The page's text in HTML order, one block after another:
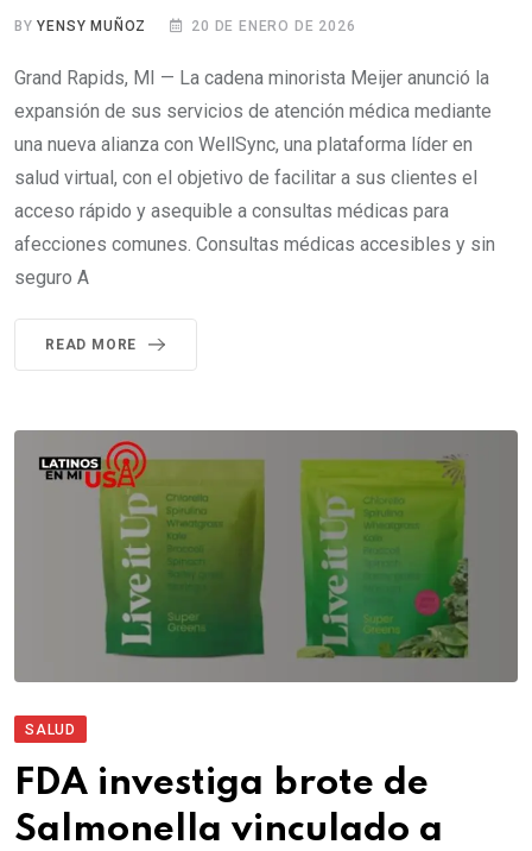
BYYENSY MUÑOZ 20 DE ENERO DE 2026
Grand Rapids, MI — La cadena minorista Meijer anunció la
expansión de sus servicios de atención médica mediante
una nueva alianza con WellSync, una plataforma líder en
salud virtual, con el objetivo de facilitar a sus clientes el
acceso rápido y asequible a consultas médicas para
afecciones comunes. Consultas médicas accesibles y sin
seguro A
READ MORE
SALUD
FDA investiga brote de
Salmonella vinculado a